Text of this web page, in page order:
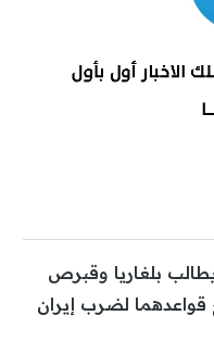
بلغاريا وقبرص
قواعدهما لضرب إيران